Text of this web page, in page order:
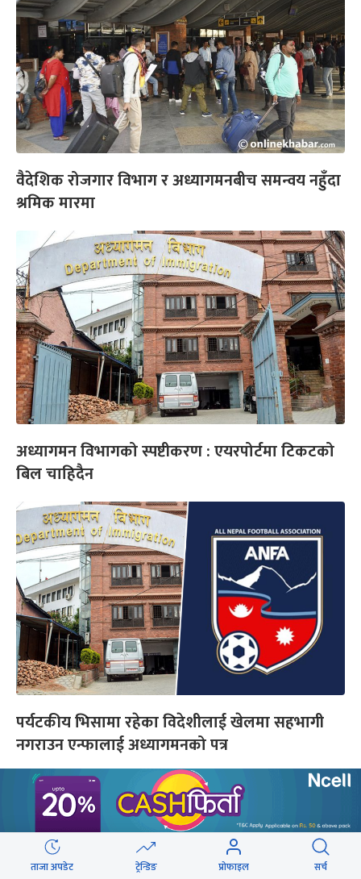
वैदेशिक रोजगार विभाग र अध्यागमनबीच समन्वय नहुँदा
श्रमिक मारमा
अध्यागमन विभागको स्पष्टीकरण : एयरपोर्टमा टिकटको
बिल चाहिदैन
पर्यटकीय भिसामा रहेका विदेशीलाई खेलमा सहभागी
नगराउन एन्फालाई अध्यागमनको पत्र
यो पनि
ताजा अपडेट ट्रेन्डिङ प्रोफाइल सर्च